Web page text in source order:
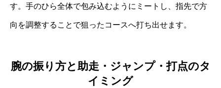
す。手のひら全体で包み込むようにミートし、指先で方
向を調整することで狙ったコースへ打ち出せます。
腕の振り方と助走・ジャンプ・打点のタ
イミング